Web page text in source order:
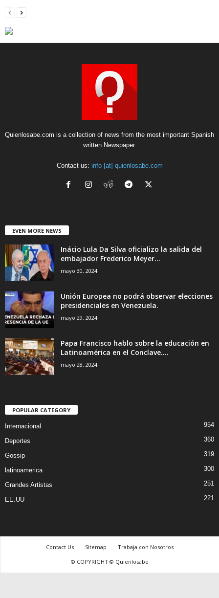
Quienlosabe.com is a collection of news from the most important Spanish
written Newspaper.
Contact us: info [at] quienlosabe.com
EVEN MORE NEWS
Inácio Lula Da Silva oficializo la salida del
embajador Frederico Meyer...
mayo 30, 2024
Unión Europea no podrá observar elecciones
presidenciales en Venezuela.
mayo 29, 2024
Papa Francisco hablo sobre la educación en
Latinoamérica en el Conclave....
mayo 28, 2024
POPULAR CATEGORY
Internacional 954
Deportes 360
Gossip 319
latinoamerica 300
Grandes Artistas 251
EE.UU 221
Contact Us Sitemap
Trabaja con Nosotros
© COPYRIGHT © Quienlosabe